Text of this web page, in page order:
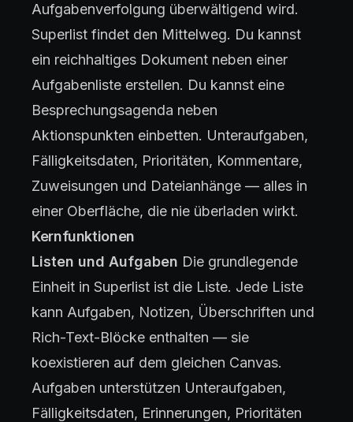
Aufgabenverfolgung überwältigend wird.
Superlist findet den Mittelweg. Du kannst
ein reichhaltiges Dokument neben einer
Aufgabenliste erstellen. Du kannst eine
Besprechungsagenda neben
Aktionspunkten einbetten. Unteraufgaben,
Fälligkeitsdaten, Prioritäten, Kommentare,
Zuweisungen und Dateianhänge — alles in
einer Oberfläche, die nie überladen wirkt.
Kernfunktionen
Listen und Aufgaben Die grundlegende
Einheit in Superlist ist die Liste. Jede Liste
kann Aufgaben, Notizen, Überschriften und
Rich-Text-Blöcke enthalten — sie
koexistieren auf dem gleichen Canvas.
Aufgaben unterstützen Unteraufgaben,
Fälligkeitsdaten, Erinnerungen, Prioritäten